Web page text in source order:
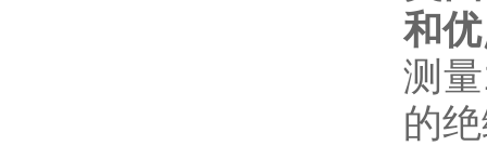
和
测
的